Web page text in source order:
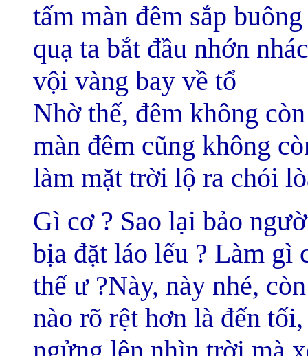
tấm màn đêm sắp
quạ ta bắt đầu nhớn
vội vàng bay về tổ
Nhờ thế, đêm không
màn đêm cũng không
làm mặt trời lộ ra chói
Gì cơ ? Sao lại bảo
bịa đặt láo lếu ? Làm gì
thế ư ?Này, này nhé,
nào rõ rệt hơn là đến